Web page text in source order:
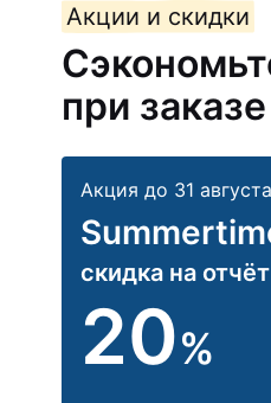
Акции и скидки
при
Акция до 31 августа
скидка на отчёт
20%